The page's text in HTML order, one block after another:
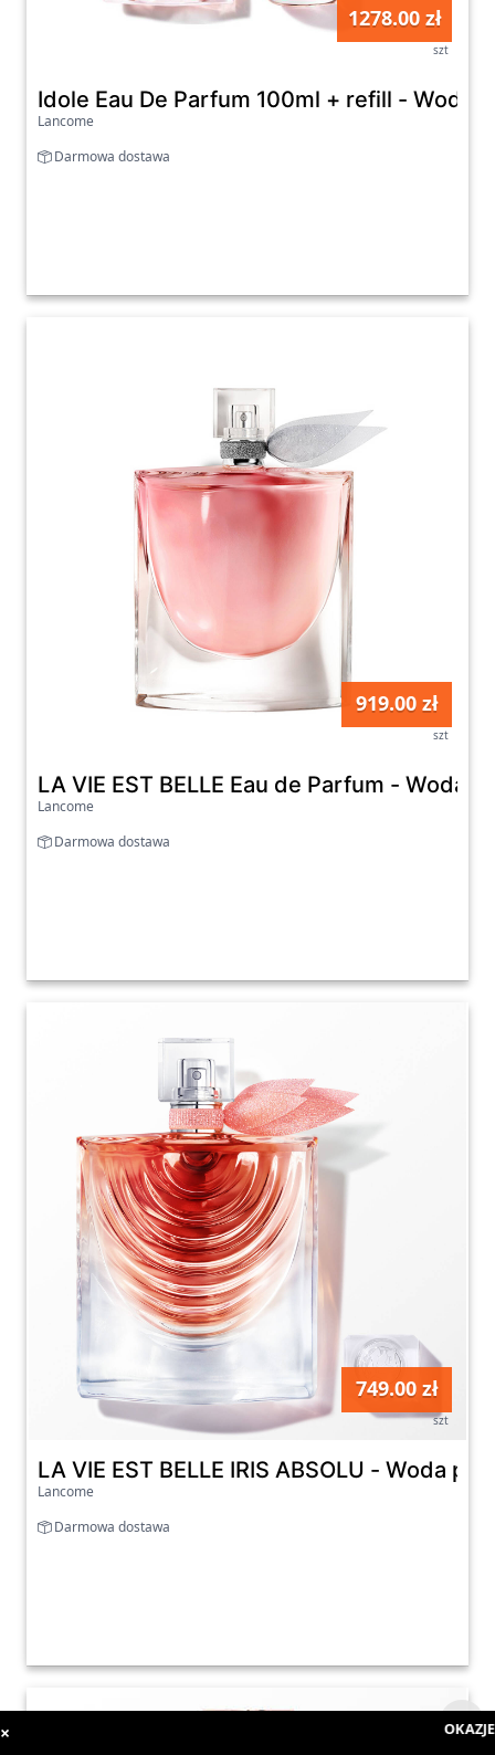
1278.00 zł
szt
Idole Eau De Parfum 100ml + refill - Woda
Lancome
Darmowa dostawa
919.00 zł
szt
LA VIE EST BELLE Eau de Parfum - Woda
Lancome
Darmowa dostawa
749.00 zł
szt
LA VIE EST BELLE IRIS ABSOLU - Woda
Lancome
Darmowa dostawa
× OKAZJE